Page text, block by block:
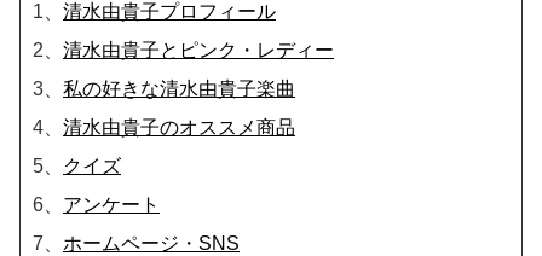
1、 清水由貴子プロフィール
2、 清水由貴子とピンク・レディー
3、 私の好きな清水由貴子楽曲
4、 清水由貴子のオススメ商品
5、
クイズ
6、 アンケート
7、 ホームページ・SNS